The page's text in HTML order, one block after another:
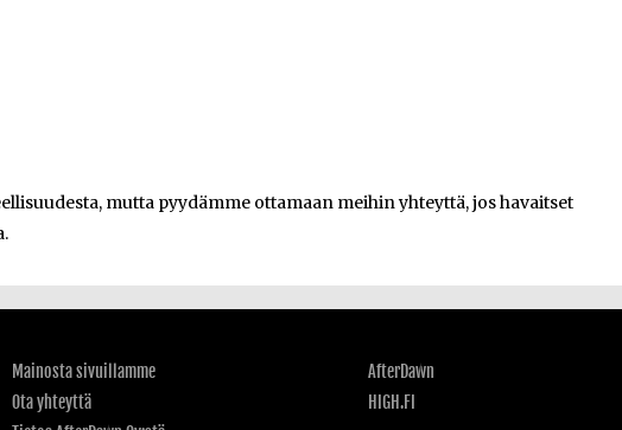
mutta pyydämme ottamaan meihin yhteyttä, jos havaitset
Mainosta sivuillamme
Ota yhteyttä
AfterDawn
HIGH.FI